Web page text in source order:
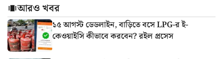
আরও খবর
১৫ আগস্ট ডেডলাইন, বাড়িতে বসে LPG-র ই-
কেওয়াইসি কীভাবে করবেন? রইল প্রসেস